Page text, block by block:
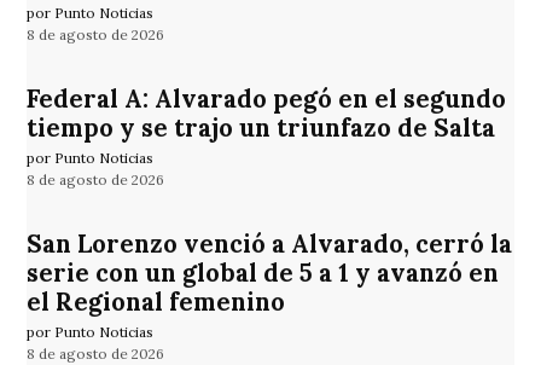
por Punto Noticias
8 de agosto de 2026
Federal A: Alvarado pegó en el segundo
tiempo y se trajo un triunfazo de Salta
por Punto Noticias
8 de agosto de 2026
San Lorenzo venció a Alvarado, cerró la
serie con un global de 5 a 1 y avanzó en
el Regional femenino
por Punto Noticias
8 de agosto de 2026